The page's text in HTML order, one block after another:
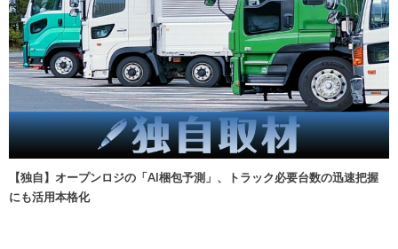
【独自】オープンロジの「AI梱包予測」、トラック必要台数の迅速把握
にも活用本格化